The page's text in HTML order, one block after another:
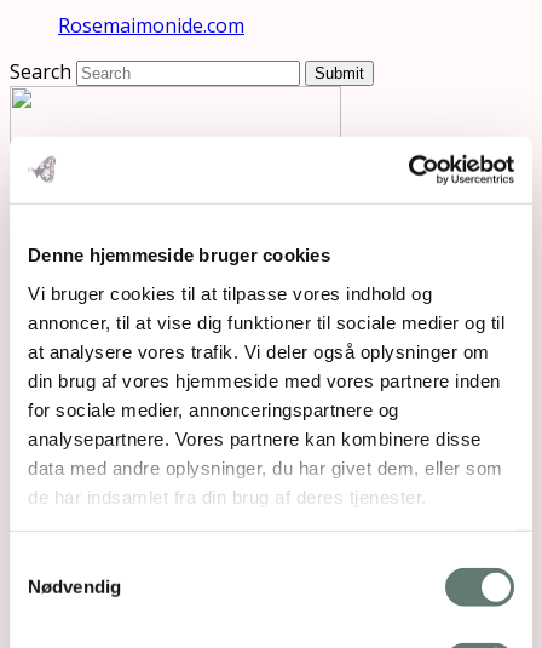
Denne hjemmeside bruger cookies
Vi bruger cookies til at tilpasse vores indhold og
annoncer, til at vise dig funktioner til sociale medier og til
at analysere vores trafik. Vi deler også oplysninger om
din brug af vores hjemmeside med vores partnere inden
for sociale medier, annonceringspartnere og
analysepartnere. Vores partnere kan kombinere disse
data med andre oplysninger, du har givet dem, eller som
de har indsamlet fra din brug af deres tjenester.
Nødvendig
Rosemaimonide.com
Search
Submit